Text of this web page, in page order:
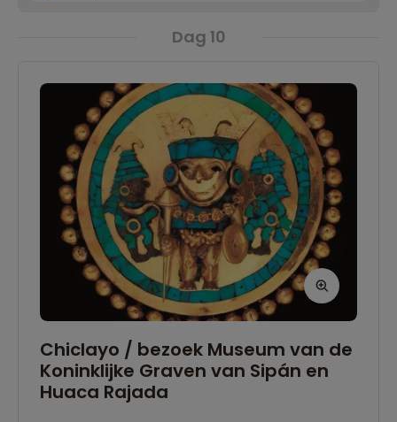
kopen om kwalen te genezen, zoals amuletten,
en zelfs slangenhuiden.
Dag 10
Chiclayo / bezoek Museum van de
Koninklijke Graven van Sipán en
Huaca Rajada